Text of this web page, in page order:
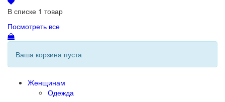
В списке 1 товар
Посмотреть все
Ваша корзина пуста
Женщинам
Одежда